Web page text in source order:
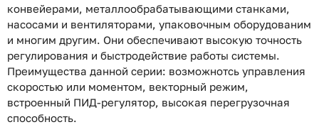
конвейерами, металлообрабатывающими станками,
насосами и вентиляторами, упаковочным оборудованим
и многим другим. Они обеспечивают высокую точность
регулирования и быстродействие работы системы.
Преимущества данной серии: возможнотсь управления
скоростью или моментом, векторный режим,
встроенный ПИД-регулятор, высокая перегрузочная
способность.